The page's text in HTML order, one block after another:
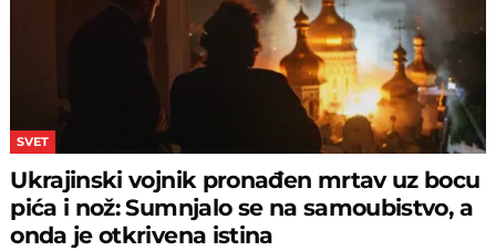
SVET
Ukrajinski vojnik pronađen mrtav uz bocu
pića i nož: Sumnjalo se na samoubistvo, a
onda je otkrivena istina